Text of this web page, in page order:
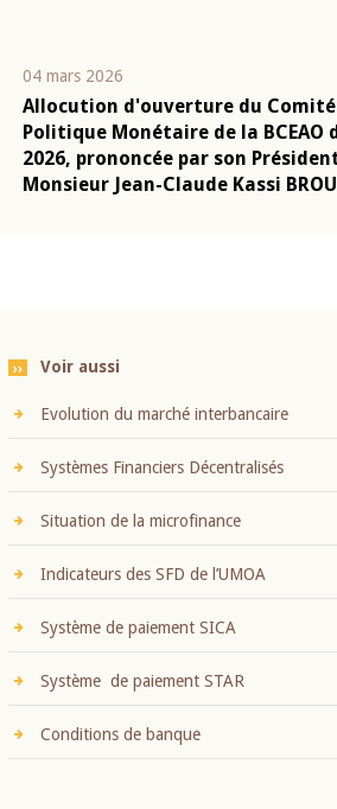
04 mars 2026
Allocution d'ouverture du
Politique Monétaire de la BCEAO
2026, prononcée par son
Monsieur Jean-Claude Kassi BROU
Voir aussi
Evolution du marché interbancaire
Systèmes Financiers Décentralisés
Situation de la microfinance
Indicateurs des SFD de l’UMOA
Système de paiement SICA
Système de paiement STAR
Conditions de banque